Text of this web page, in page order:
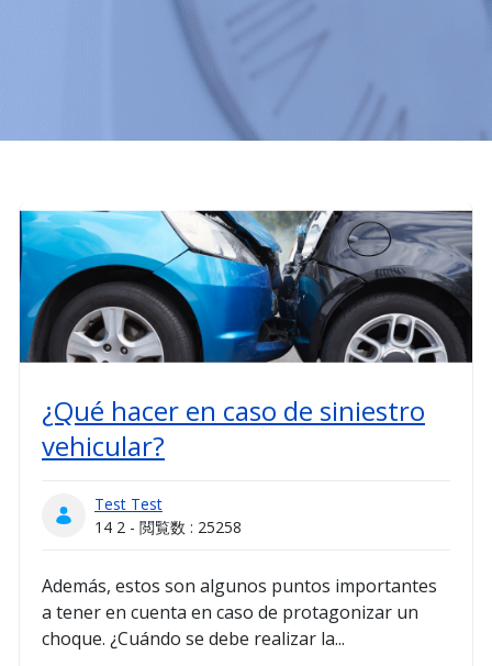
¿Qué hacer en caso de siniestro
vehicular?
Test Test
14 2 - 閲覧数 : 25258
Además, estos son algunos puntos importantes
a tener en cuenta en caso de protagonizar un
choque. ¿Cuándo se debe realizar la...